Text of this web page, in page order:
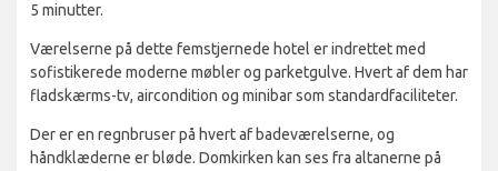
5 minutter.
Værelserne på dette femstjernede hotel er indrettet med
sofistikerede moderne møbler og parketgulve. Hvert af dem har
fladskærms-tv, aircondition og minibar som standardfaciliteter.
Der er en regnbruser på hvert af badeværelserne, og
håndklæderne er bløde. Domkirken kan ses fra altanerne på